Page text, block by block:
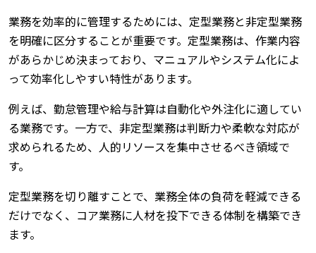
業務を効率的に管理するためには、定型業務と非定型業務
を明確に区分することが重要です。定型業務は、作業内容
があらかじめ決まっており、マニュアルやシステム化によ
って効率化しやすい特性があります。
例えば、勤怠管理や給与計算は自動化や外注化に適してい
る業務です。一方で、非定型業務は判断力や柔軟な対応が
求められるため、人的リソースを集中させるべき領域で
す。
定型業務を切り離すことで、業務全体の負荷を軽減できる
だけでなく、コア業務に人材を投下できる体制を構築でき
ます。